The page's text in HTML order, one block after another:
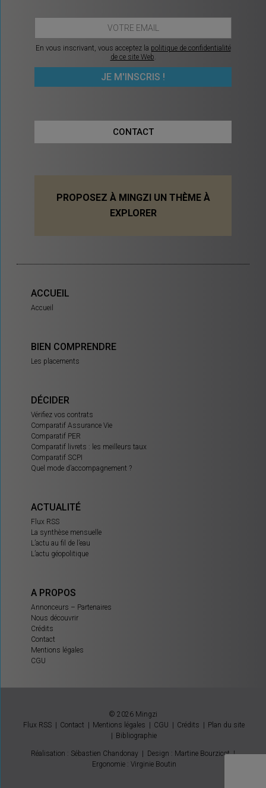
En vous inscrivant, vous acceptez la politique de confidentialité
de ce site Web.
CONTACT
PROPOSEZ À MINGZI UN THÈME À
EXPLORER
ACCUEIL
Accueil
BIEN COMPRENDRE
Les placements
DÉCIDER
Vérifiez vos contrats
Comparatif Assurance Vie
Comparatif PER
Comparatif livrets : les meilleurs taux
Comparatif SCPI
Quel mode d’accompagnement ?
ACTUALITÉ
Flux RSS
La synthèse mensuelle
L’actu au fil de l’eau
L’actu géopolitique
A PROPOS
Annonceurs – Partenaires
Nous découvrir
Crédits
Contact
Mentions légales
CGU
© 2026 Mingzi
Flux RSS
Contact Mentions légales CGU Crédits
Plan du site
Bibliographie
Réalisation : Sébastien Chandonay Design : Martine Bourzicot|
Ergonomie : Virginie Boutin